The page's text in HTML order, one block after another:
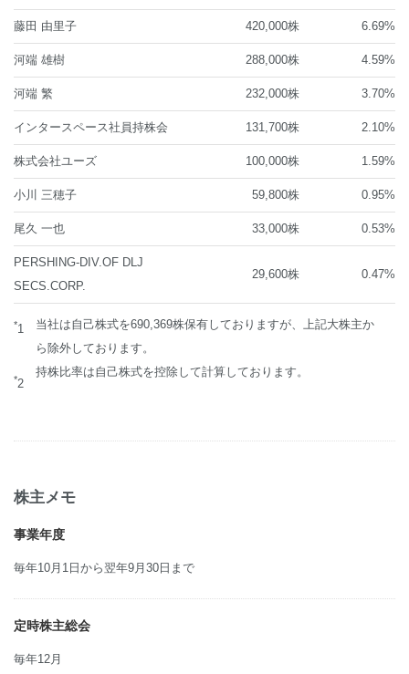
藤田 由里子 420,000株 6.69%
河端 雄樹 288,000株 4.59%
河端 繁 232,000株 3.70%
インタースペース社員持株会 131,700株 2.10%
株式会社ユーズ 100,000株 1.59%
小川 三穂子 59,800株 0.95%
尾久 一也 33,000株 0.53%
PERSHING-DIV.OF DLJ
SECS.CORP.
29,600株 0.47%
*1
当社は自己株式を690,369株保有しておりますが、上記大株主か
ら除外しております。
*2
持株比率は自己株式を控除して計算しております。
株主メモ
事業年度
毎年10月1日から翌年9月30日まで
定時株主総会
毎年12月